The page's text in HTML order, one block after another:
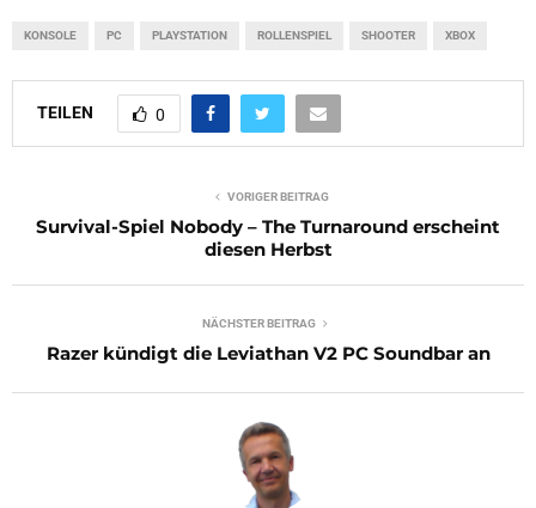
KONSOLE PC PLAYSTATION ROLLENSPIEL SHOOTER XBOX
TEILEN 0
VORIGER BEITRAG
Survival-Spiel Nobody – The Turnaround erscheint
diesen Herbst
NÄCHSTER BEITRAG
Razer kündigt die Leviathan V2 PC Soundbar an